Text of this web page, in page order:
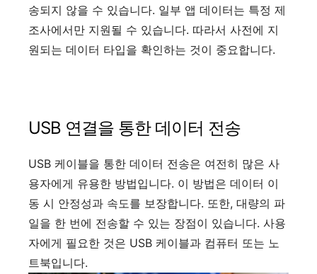
송되지 않을 수 있습니다. 일부 앱 데이터는 특정 제
조사에서만 지원될 수 있습니다. 따라서 사전에 지
원되는 데이터 타입을 확인하는 것이 중요합니다.
USB 연결을 통한 데이터 전송
USB 케이블을 통한 데이터 전송은 여전히 많은 사
용자에게 유용한 방법입니다. 이 방법은 데이터 이
동 시 안정성과 속도를 보장합니다. 또한, 대량의 파
일을 한 번에 전송할 수 있는 장점이 있습니다. 사용
자에게 필요한 것은 USB 케이블과 컴퓨터 또는 노
트북입니다.